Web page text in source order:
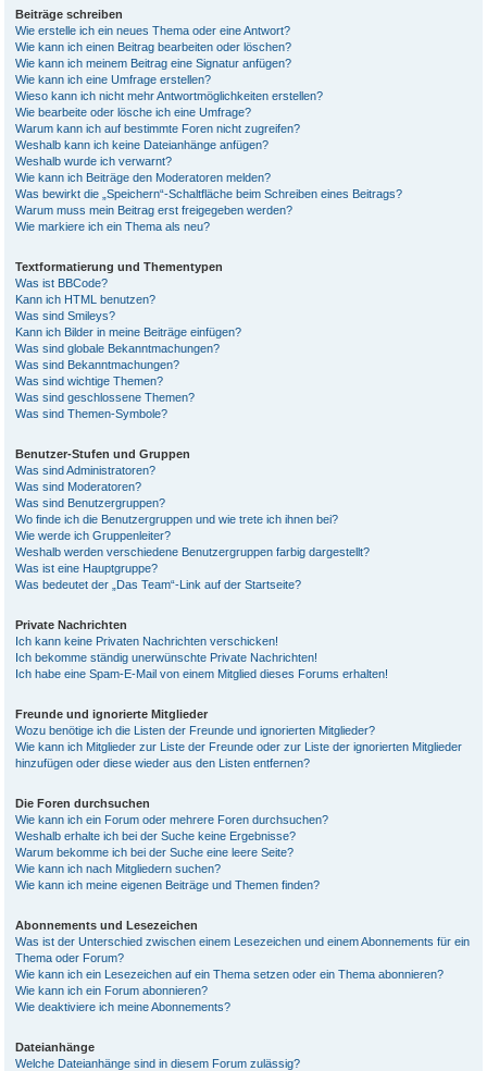
Beiträge schreiben
Wie erstelle ich ein neues Thema oder eine Antwort?
Wie kann ich einen Beitrag bearbeiten oder löschen?
Wie kann ich meinem Beitrag eine Signatur anfügen?
Wie kann ich eine Umfrage erstellen?
Wieso kann ich nicht mehr Antwortmöglichkeiten erstellen?
Wie bearbeite oder lösche ich eine Umfrage?
Warum kann ich auf bestimmte Foren nicht zugreifen?
Weshalb kann ich keine Dateianhänge anfügen?
Weshalb wurde ich verwarnt?
Wie kann ich Beiträge den Moderatoren melden?
Was bewirkt die „Speichern“-Schaltfläche beim Schreiben eines Beitrags?
Warum muss mein Beitrag erst freigegeben werden?
Wie markiere ich ein Thema als neu?
Textformatierung und Thementypen
Was ist BBCode?
Kann ich HTML benutzen?
Was sind Smileys?
Kann ich Bilder in meine Beiträge einfügen?
Was sind globale Bekanntmachungen?
Was sind Bekanntmachungen?
Was sind wichtige Themen?
Was sind geschlossene Themen?
Was sind Themen-Symbole?
Benutzer-Stufen und Gruppen
Was sind Administratoren?
Was sind Moderatoren?
Was sind Benutzergruppen?
Wo finde ich die Benutzergruppen und wie trete ich ihnen bei?
Wie werde ich Gruppenleiter?
Weshalb werden verschiedene Benutzergruppen farbig dargestellt?
Was ist eine Hauptgruppe?
Was bedeutet der „Das Team“-Link auf der Startseite?
Private Nachrichten
Ich kann keine Privaten Nachrichten verschicken!
Ich bekomme ständig unerwünschte Private Nachrichten!
Ich habe eine Spam-E-Mail von einem Mitglied dieses Forums erhalten!
Freunde und ignorierte Mitglieder
Wozu benötige ich die Listen der Freunde und ignorierten Mitglieder?
Wie kann ich Mitglieder zur Liste der Freunde oder zur Liste der ignorierten Mitglieder
hinzufügen oder diese wieder aus den Listen entfernen?
Die Foren durchsuchen
Wie kann ich ein Forum oder mehrere Foren durchsuchen?
Weshalb erhalte ich bei der Suche keine Ergebnisse?
Warum bekomme ich bei der Suche eine leere Seite?
Wie kann ich nach Mitgliedern suchen?
Wie kann ich meine eigenen Beiträge und Themen finden?
Abonnements und Lesezeichen
Was ist der Unterschied zwischen einem Lesezeichen und einem Abonnements für ein
Thema oder Forum?
Wie kann ich ein Lesezeichen auf ein Thema setzen oder ein Thema abonnieren?
Wie kann ich ein Forum abonnieren?
Wie deaktiviere ich meine Abonnements?
Dateianhänge
Welche Dateianhänge sind in diesem Forum zulässig?